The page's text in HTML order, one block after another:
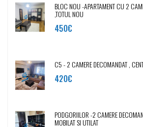
BLOC NOU -APARTAMENT CU 2
,TOTUL NOU
450€
C5 - 2 CAMERE DECOMANDAT ,
420€
PODGORIILOR -2 CAMERE
MOBILAT SI UTILAT